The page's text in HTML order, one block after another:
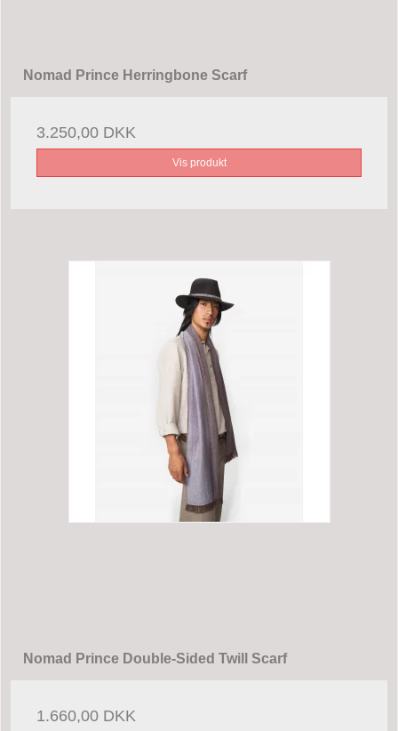
Nomad Prince Herringbone Scarf
3.250,00 DKK
Vis produkt
Nomad Prince Double-Sided Twill Scarf
1.660,00 DKK